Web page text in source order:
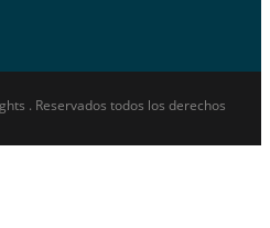
. Reservados todos los derechos